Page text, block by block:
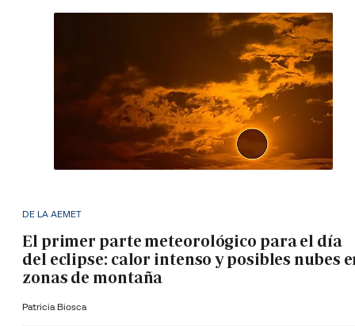
DE LA AEMET
El primer parte meteorológico para el día
del eclipse: calor intenso y posibles nubes
zonas de montaña
Patricia Biosca